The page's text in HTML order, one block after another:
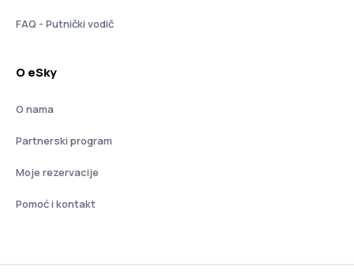
FAQ - Putnički vodič
O eSky
O nama
Partnerski program
Moje rezervacije
Pomoć i kontakt